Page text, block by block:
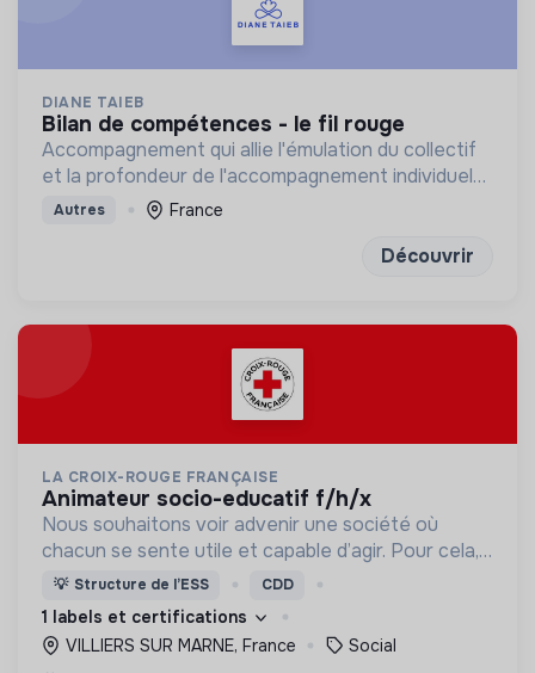
DIANE TAIEB
bilan de compétences - le fil rouge
Accompagnement qui allie l'émulation du collectif
et la profondeur de l'accompagnement individuel
pour construire sa prochaine étape avec
Autres France
Découvrir
LA CROIX-ROUGE FRANÇAISE
animateur socio-educatif f/h/x
Nous souhaitons voir advenir une société où
chacun se sente utile et capable d’agir. Pour cela,
nous proposons des moyens et des lieux
d’engagement innovants et adaptés à tous.
💡 Structure de l’ESS CDD
1 labels et certifications
VILLIERS SUR MARNE, France
Social